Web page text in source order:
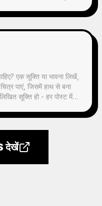
एक सूक्ति या भावना लिखें,
पाएं, जिसमें हाथ से बना
सूक्ति हो - हर पोस्ट में
देखें